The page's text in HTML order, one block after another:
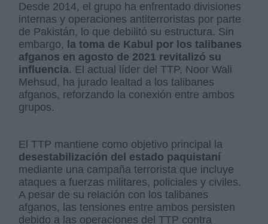
Desde 2014, el grupo ha enfrentado divisiones
internas y operaciones antiterroristas por parte
de Pakistán, lo que debilitó su estructura. Sin
embargo,
la toma de Kabul por los talibanes
afganos en agosto de 2021 revitalizó su
influencia. El actual líder del TTP, Noor Wali
Mehsud, ha jurado lealtad a los talibanes
afganos, reforzando la conexión entre ambos
grupos.
El TTP mantiene como objetivo principal la
desestabilización del estado paquistaní
mediante una campaña terrorista que incluye
ataques a fuerzas militares, policiales y civiles.
A pesar de su relación con los talibanes
afganos, las tensiones entre ambos persisten
debido a las operaciones del TTP contra